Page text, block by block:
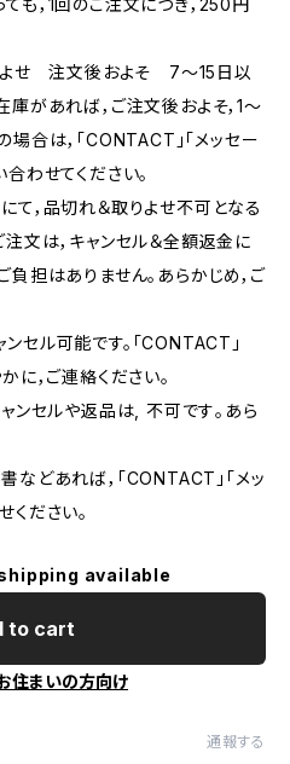
も，1回のご注文につき，250円
よせ 注文後およそ 7〜15日以
庫があれば，ご注文後およそ，1〜
合は，「CONTACT」「メッセー
わせてください。
て，品切れ＆取りよせ不可となる
注文は，キャンセル＆全額返金に
負担はありません。あらかじめ，ご
セル可能です。「CONTACT」
に，ご連絡ください。
ンセルや返品は, 不可です｡あら
どあれば，「CONTACT」「メッ
ください。
available
to cart
住まいの方向け
通報する